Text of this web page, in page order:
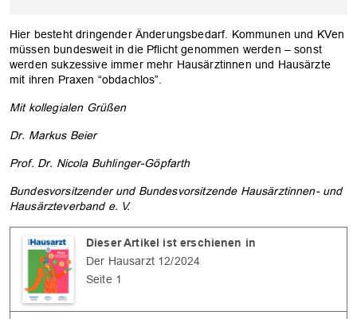
Hier besteht dringender Änderungsbedarf. Kommunen und KVen
müssen bundesweit in die Pflicht genommen werden – sonst
werden sukzessive immer mehr Hausärztinnen und Hausärzte
mit ihren Praxen “obdachlos”.
Mit kollegialen Grüßen
Dr. Markus Beier
Prof. Dr. Nicola Buhlinger-Göpfarth
Bundesvorsitzender und Bundesvorsitzende Hausärztinnen- und
Hausärzteverband e. V.
Dieser Artikel ist erschienen in
Der Hausarzt 12/2024
Seite 1